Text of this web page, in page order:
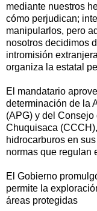
mediante nuestros
cómo perjudican;
manipularlos, pero
nosotros decidimos
intromisión
organiza la estatal
El mandatario
determinación de la
(APG) y del
Chuquisaca
hidrocarburos en
normas que regulan
El Gobierno
permite la
áreas protegidas